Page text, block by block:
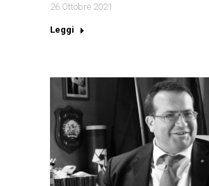
26 Ottobre 2021
Leggi